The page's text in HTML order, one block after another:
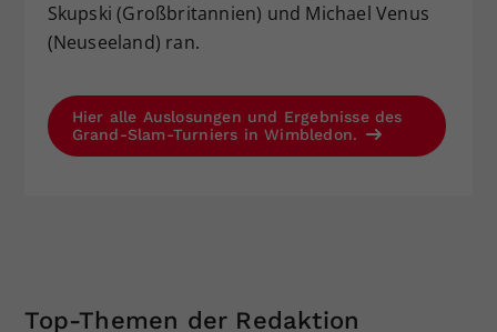
Skupski (Großbritannien) und Michael Venus
(Neuseeland) ran.
Hier alle Auslosungen und Ergebnisse des
Grand-Slam-Turniers in Wimbledon.
Top-Themen der Redaktion